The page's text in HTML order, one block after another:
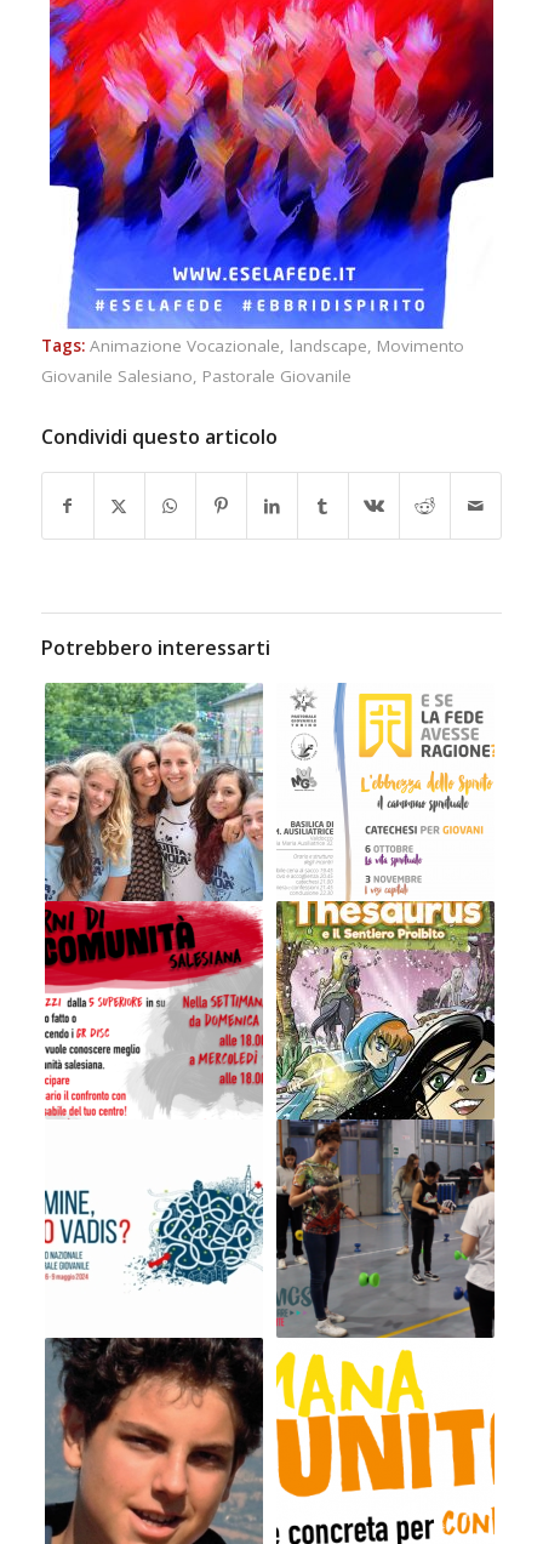
Tags: Animazione Vocazionale, landscape, Movimento
Giovanile Salesiano, Pastorale Giovanile
Condividi questo articolo
Potrebbero interessarti